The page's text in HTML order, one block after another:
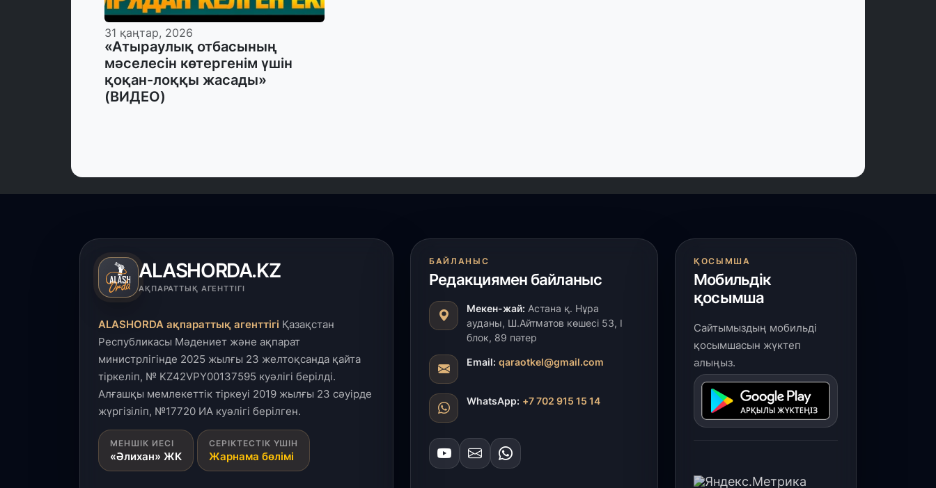
31 қаңтар, 2026
«Атыраулық отбасының
мәселесін көтергенім үшін
қоқан-лоққы жасады»
(ВИДЕО)
ALASHORDA.KZ
АҚПАРАТТЫҚ АГЕНТТІГІ
ALASHORDA ақпараттық агенттігі Қазақстан
Республикасы Мәдениет және ақпарат
министрлігінде 2025 жылғы 23 желтоқсанда қайта
тіркеліп, № KZ42VPY00137595 куәлігі берілді.
Алғашқы мемлекеттік тіркеуі 2019 жылғы 23 сәуірде
жүргізіліп, №17720 ИА куәлігі берілген.
МЕНШІК ИЕСІ
«Әлихан» ЖК
СЕРІКТЕСТІК ҮШІН
Жарнама бөлімі
БАЙЛАНЫС
Редакциямен байланыс
Мекен-жай: Астана қ. Нұра
ауданы, Ш.Айтматов көшесі 53, І
блок, 89 пәтер
Email: qaraotkel@gmail.com
WhatsApp: +7 702 915 15 14
ҚОСЫМША
Мобильдік
қосымша
Сайтымыздың мобильді
қосымшасын жүктеп
алыңыз.